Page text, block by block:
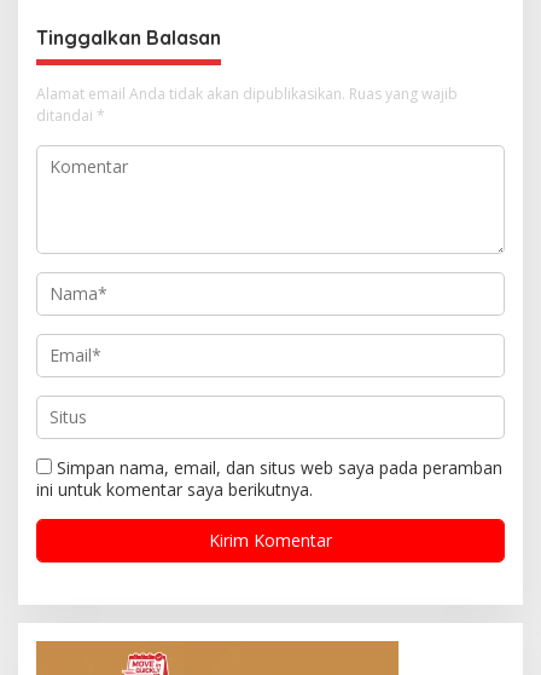
Tinggalkan Balasan
Alamat email Anda tidak akan dipublikasikan. Ruas yang wajib
ditandai *
Simpan nama, email, dan situs web saya pada peramban
ini untuk komentar saya berikutnya.